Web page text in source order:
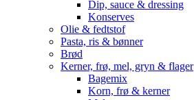
Dip, sauce & dressing
Konserves
Olie & fedtstof
Pasta, ris & bønner
Brød
Kerner, frø, mel, gryn & flager
Bagemix
Korn, frø & kerner